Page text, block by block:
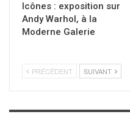
Icônes : exposition sur
Andy Warhol, à la
Moderne Galerie
PRÉCÉDENT SUIVANT